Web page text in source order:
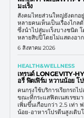
มะเร็ง
สังคมไทยส่วนใหญ่ยังตกอ
หลายคนเห็นเป็นเรื่องไก
ซึ่งนำไปสู่มะเร็งบางชนิด
หลายสิบปีโดยไม่แสดงอา
6 สิงหาคม 2026
HEALTH&WELLNESS
เทรนด์ LONGEVITY-
อรี่ ฟิตเฟิร์ม หวานน้อย โ
คนกรุงใช้บริการเรียกรถไ
ขณะที่กระแสฟิตเนสเรซม
เพิ่มขึ้นเกือบกว่า 2.5 เท่า
น้อย-อาหารโปรตีนสูงเติบ